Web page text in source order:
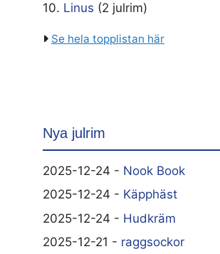
10. Linus (2 julrim)
Se hela topplistan här
Nya julrim
2025-12-24 - Nook Book
2025-12-24 - Käpphäst
2025-12-24 - Hudkräm
2025-12-21 - raggsockor